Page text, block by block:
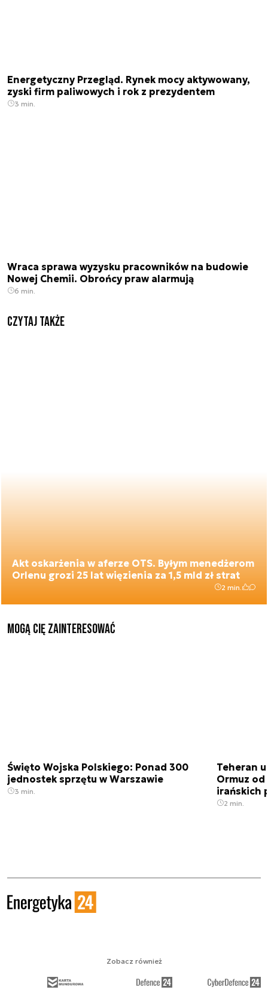
Energetyczny Przegląd. Rynek mocy aktywowany,
zyski firm paliwowych i rok z prezydentem
3 min.
Wraca sprawa wyzysku pracowników na budowie
Nowej Chemii. Obrońcy praw alarmują
6 min.
Czytaj także
Akt oskarżenia w aferze OTS. Byłym menedżerom
Orlenu grozi 25 lat więzienia za 1,5 mld zł strat
2 min.
Mogą Cię zainteresować
Święto Wojska Polskiego: Ponad 300
jednostek sprzętu w Warszawie
3 min.
Teheran
Ormuz
irańskich
2 min.
Zobacz również